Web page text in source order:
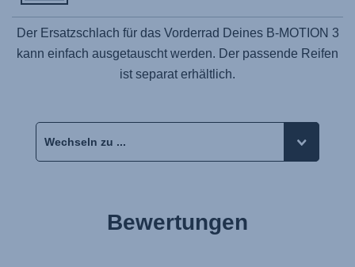
Der Ersatzschlach für das Vorderrad Deines B-MOTION 3
kann einfach ausgetauscht werden. Der passende Reifen
ist separat erhältlich.
Bewertungen